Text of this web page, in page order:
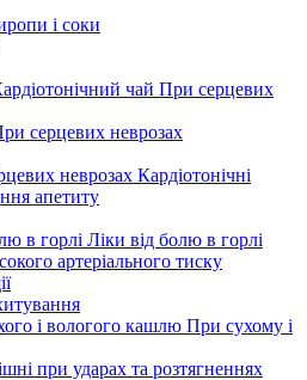
і соки
чай При серцевих
серцевих неврозах
неврозах Кардіотонічні
апетиту
в горлі Ліки від болю в горлі
артеріального тиску
і вологого кашлю При сухому і
при ударах та розтягненнях